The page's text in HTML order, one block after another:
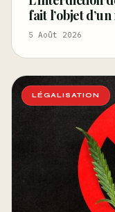
fait l’objet
arrêt de la
5 Août 2026
LÉGALISATION